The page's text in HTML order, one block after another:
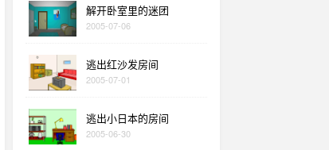
解开卧室里的迷团
2005-07-06
逃出红沙发房间
2005-07-01
逃出小日本的房间
2005-06-30